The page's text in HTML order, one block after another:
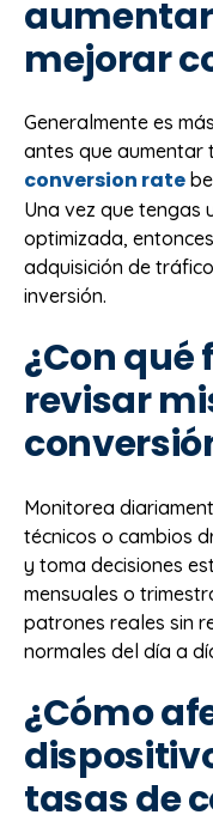
mejorar
Generalmente es
antes que aumentar
conversion rate
Una vez que tengas
optimizada,
adquisición de
inversión.
¿Con qué
revisar
Monitorea
técnicos o cambios
y toma decisiones
mensuales o
patrones reales sin
normales del día a
¿Cómo
tasas de